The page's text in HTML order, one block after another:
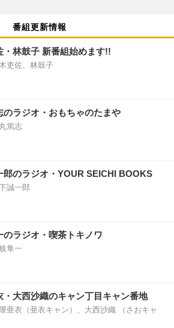
番組更新情報
・林鼓子 新番組始めます!!
吏佐、林鼓子
のラジオ・おもちゃのたまや
篤志
郎のラジオ・YOUR SEICHI BOOKS
誠一郎
のラジオ・喫茶トキノワ
隼一
・大西沙織のキャン丁目キャン番地
亜衣（亜衣キャン）、大西沙織 （さおキャ